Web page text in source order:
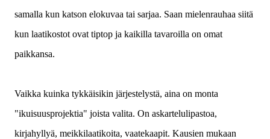
samalla kun katson elokuvaa tai sarjaa. Saan mielenrauhaa siitä
kun laatikostot ovat tiptop ja kaikilla tavaroilla on omat
paikkansa.
Vaikka kuinka tykkäisikin järjestelystä, aina on monta
"ikuisuusprojektia" joista valita. On askartelulipastoa,
kirjahyllyä, meikkilaatikoita, vaatekaapit. Kausien mukaan